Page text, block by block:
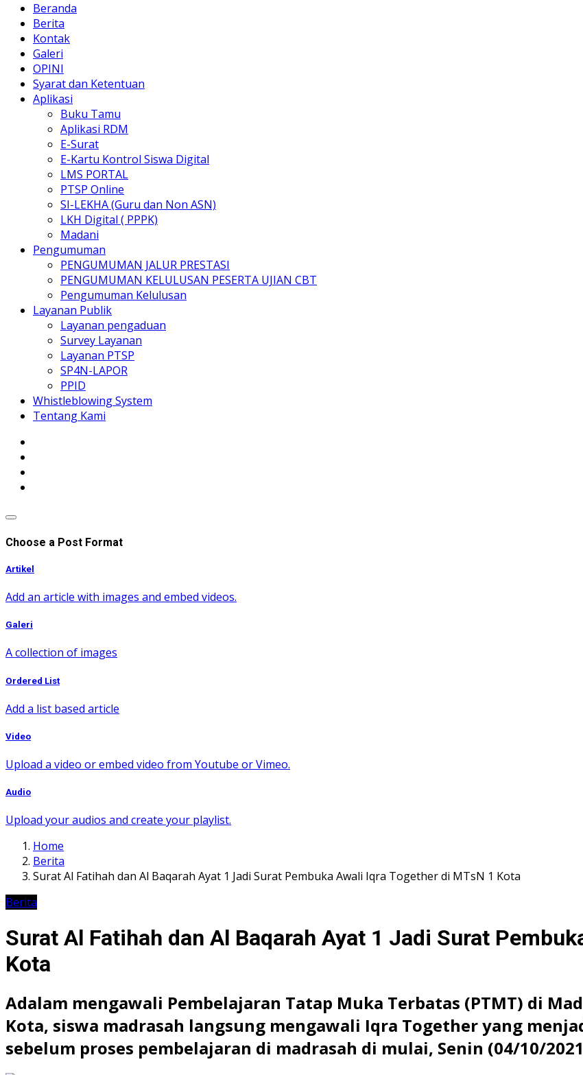
Beranda
Berita
Kontak
Galeri
OPINI
Syarat dan Ketentuan
Aplikasi
Buku Tamu
Aplikasi RDM
E-Surat
E-Kartu Kontrol Siswa Digital
LMS PORTAL
PTSP Online
SI-LEKHA (Guru dan Non ASN)
LKH Digital ( PPPK)
Madani
Pengumuman
PENGUMUMAN JALUR PRESTASI
PENGUMUMAN KELULUSAN PESERTA UJIAN CBT
Pengumuman Kelulusan
Layanan Publik
Layanan pengaduan
Survey Layanan
Layanan PTSP
SP4N-LAPOR
PPID
Whistleblowing System
Tentang Kami
Choose a Post Format
Artikel
Add an article with images and embed videos.
Galeri
A collection of images
Ordered List
Add a list based article
Video
Upload a video or embed video from Youtube or Vimeo.
Audio
Upload your audios and create your playlist.
Home
Berita
Surat Al Fatihah dan Al Baqarah Ayat 1 Jadi Surat Pembuka Awali Iqra Together di MTsN 1 Kota
Berita
Surat Al Fatihah dan Al Baqarah Ayat 1 Jadi Surat
Kota
Adalam mengawali Pembelajaran Tatap Muka Terbatas (PTMT) di
Kota, siswa madrasah langsung mengawali Iqra Together yang
sebelum proses pembelajaran di madrasah di mulai, Senin (04/10/